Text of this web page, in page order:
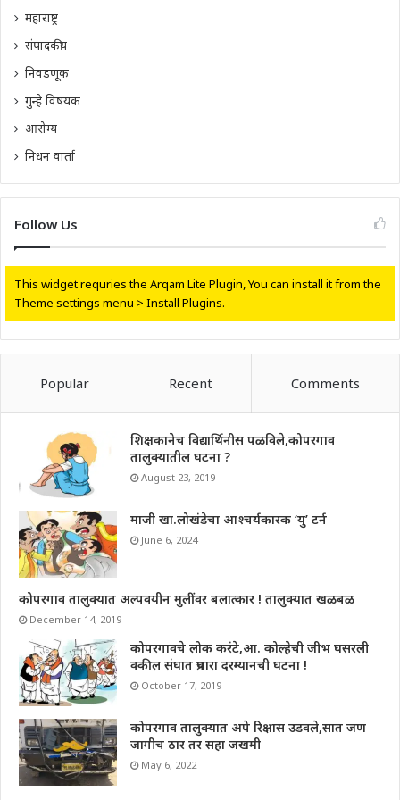
महाराष्ट्र
संपादकीय
निवडणूक
गुन्हे विषयक
आरोग्य
निधन वार्ता
Follow Us
This widget requries the Arqam Lite Plugin, You can install it from the
Theme settings menu > Install Plugins.
Popular Recent Comments
शिक्षकानेच विद्यार्थिनीस पळविले,कोपरगाव
तालुक्यातील घटना ?
August 23, 2019
माजी खा.लोखंडेचा आश्चर्यकारक ‘यु’ टर्न
June 6, 2024
कोपरगाव तालुक्यात अल्पवयीन मुलींवर बलात्कार ! तालुक्यात खळबळ
December 14, 2019
कोपरगावचे लोक करंटे,आ. कोल्हेची जीभ घसरली
वकील संघात प्रचारा दरम्यानची घटना !
October 17, 2019
कोपरगाव तालुक्यात अपे रिक्षास उडवले,सात जण
जागीच ठार तर सहा जखमी
May 6, 2022